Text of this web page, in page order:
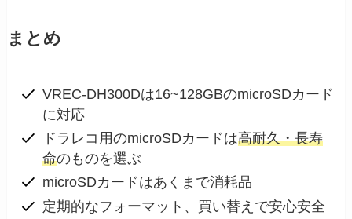
まとめ
VREC-DH300Dは16~128GBのmicroSDカード
に対応
ドラレコ用のmicroSDカードは高耐久・長寿
命のものを選ぶ
microSDカードはあくまで消耗品
定期的なフォーマット、買い替えで安心安全